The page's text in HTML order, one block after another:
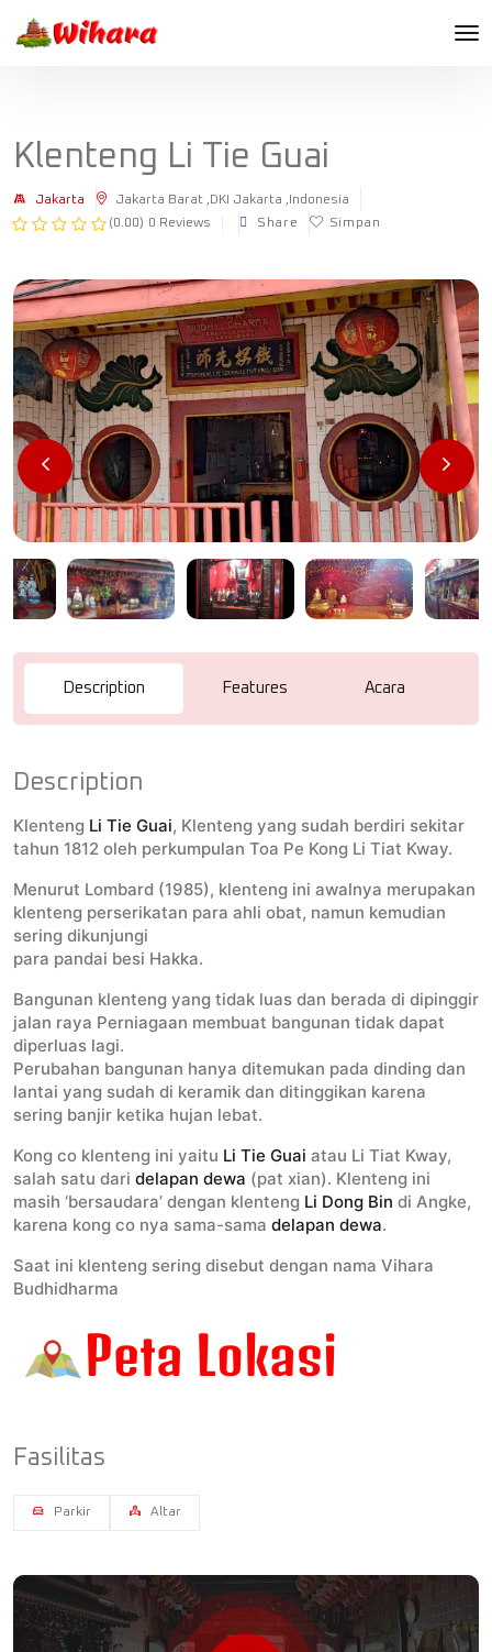
Klenteng Li Tie Guai
Jakarta
Jakarta Barat ,DKI Jakarta ,Indonesia
(0.00) 0 Reviews Share Simpan
Description Features Acara
Description
Klenteng Li Tie Guai, Klenteng yang sudah berdiri sekitar
tahun 1812 oleh perkumpulan Toa Pe Kong Li Tiat Kway.
Menurut Lombard (1985), klenteng ini awalnya merupakan
klenteng perserikatan para ahli obat, namun kemudian
sering dikunjungi
para pandai besi Hakka.
Bangunan klenteng yang tidak luas dan berada di dipinggir
jalan raya Perniagaan membuat bangunan tidak dapat
diperluas lagi.
Perubahan bangunan hanya ditemukan pada dinding dan
lantai yang sudah di keramik dan ditinggikan karena
sering banjir ketika hujan lebat.
Kong co klenteng ini yaitu Li Tie Guai atau Li Tiat Kway,
salah satu dari delapan dewa (pat xian). Klenteng ini
masih ‘bersaudara’ dengan klenteng Li Dong Bin di Angke,
karena kong co nya sama-sama delapan dewa.
Saat ini klenteng sering disebut dengan nama Vihara
Budhidharma
Fasilitas
Parkir Altar